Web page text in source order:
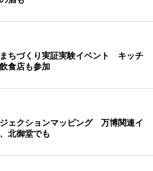
ちづくり実証実験イベント キッチ
食店も参加
ェクションマッピング 万博関連イ
北御堂でも